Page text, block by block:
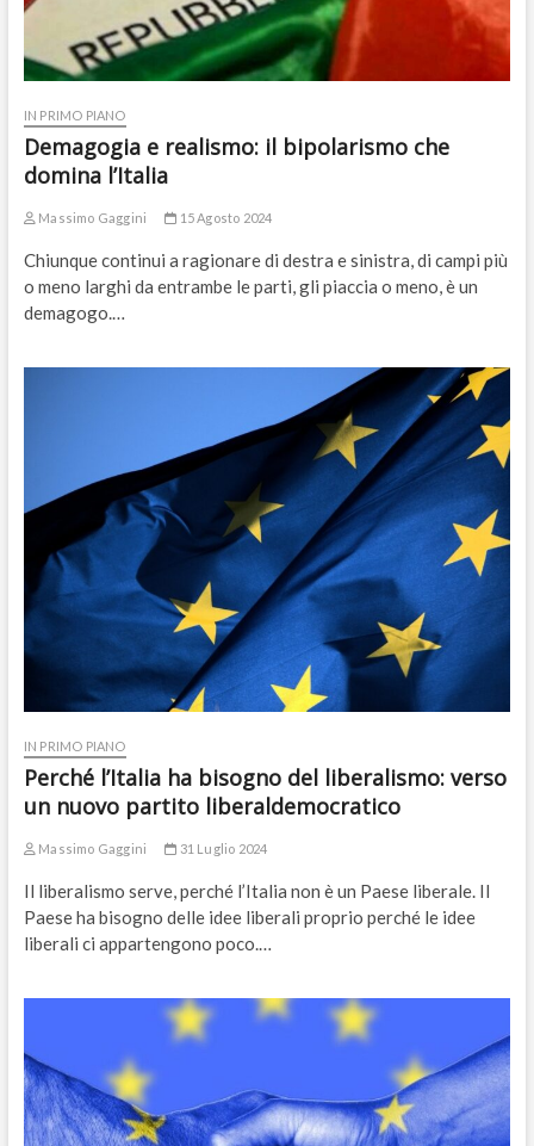
IN PRIMO PIANO
Demagogia e realismo: il bipolarismo che
domina l’Italia
Massimo Gaggini 15 Agosto 2024
Chiunque continui a ragionare di destra e sinistra, di campi più
o meno larghi da entrambe le parti, gli piaccia o meno, è un
demagogo.…
IN PRIMO PIANO
Perché l’Italia ha bisogno del liberalismo: verso
un nuovo partito liberaldemocratico
Massimo Gaggini 31 Luglio 2024
Il liberalismo serve, perché l’Italia non è un Paese liberale. Il
Paese ha bisogno delle idee liberali proprio perché le idee
liberali ci appartengono poco.…